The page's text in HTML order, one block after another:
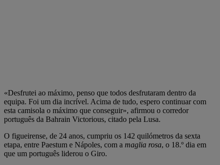
«Desfrutei ao máximo, penso que todos desfrutaram dentro da
equipa. Foi um dia incrível. Acima de tudo, espero continuar com
esta camisola o máximo que conseguir», afirmou o corredor
português da Bahrain Victorious, citado pela Lusa.
O figueirense, de 24 anos, cumpriu os 142 quilómetros da sexta
etapa, entre Paestum e Nápoles, com a maglia rosa, o 18.º dia em
que um português liderou o Giro.